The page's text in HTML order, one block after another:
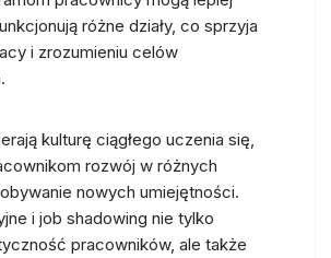
różne działy, co sprzyja
i zrozumieniu celów
kulturę ciągłego uczenia się,
rozwój w różnych
nowych umiejętności.
i job shadowing nie tylko
pracowników, ale także